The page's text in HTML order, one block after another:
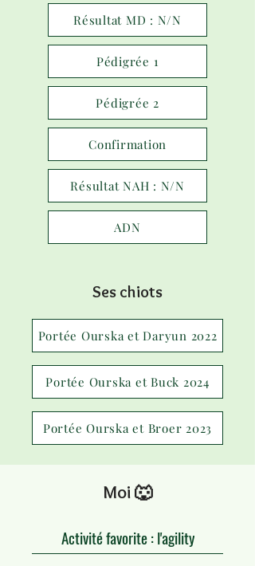
Résultat MD : N/N
Pédigrée 1
Pédigrée 2
Confirmation
Résultat NAH : N/N
ADN
Ses chiots
Portée Ourska et Daryun 2022
Portée Ourska et Buck 2024
Portée Ourska et Broer 2023
Moi 🐺
Activité favorite : l'agility